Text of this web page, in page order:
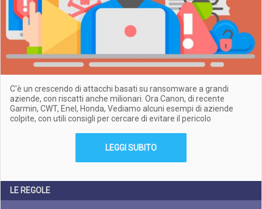
C'è un crescendo di attacchi basati su ransomware a grandi
aziende, con riscatti anche milionari. Ora Canon, di recente
Garmin, CWT, Enel, Honda, Vediamo alcuni esempi di aziende
colpite, con utili consigli per cercare di evitare il pericolo
LEGGI SUBITO
LE REGOLE